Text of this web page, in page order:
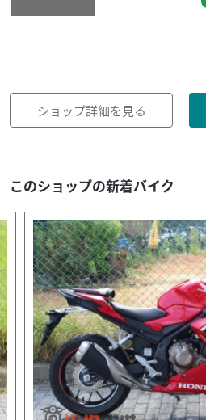
ショップ詳細を見る
このショップの新着バイク